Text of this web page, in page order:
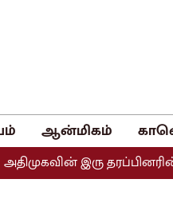
ஆன்மிகம்
அதிமுகவின் இரு